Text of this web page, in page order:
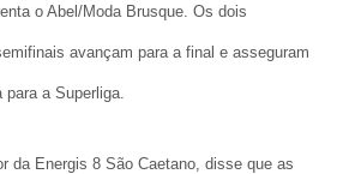
o Abel/Moda Brusque. Os dois
avançam para a final e asseguram
a Superliga.
da Energis 8 São Caetano, disse que as